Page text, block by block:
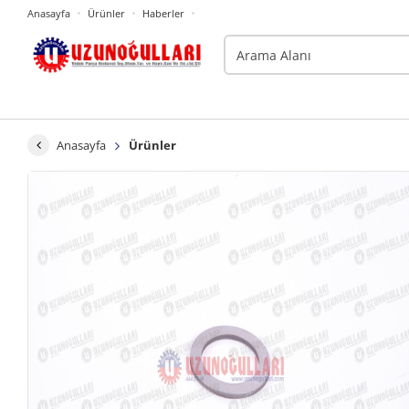
Anasayfa Ürünler Haberler
Anasayfa Ürünler